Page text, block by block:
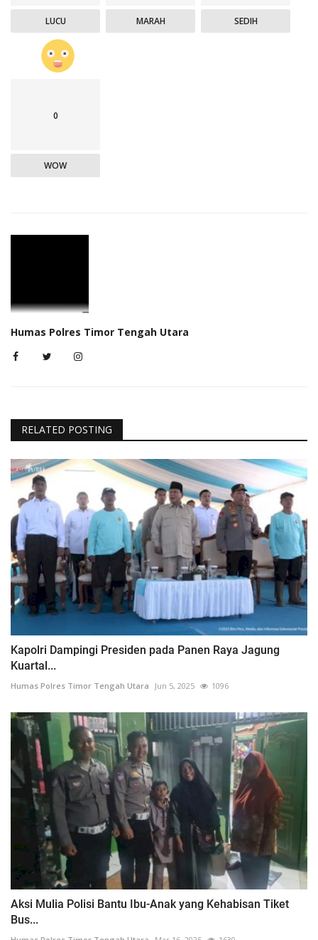
LUCU MARAH SEDIH
0
WOW
Humas Polres Timor Tengah Utara
RELATED POSTING
Kapolri Dampingi Presiden pada Panen Raya Jagung
Kuartal...
Humas Polres Timor Tengah Utara Jun 5, 2025 1096
Aksi Mulia Polisi Bantu Ibu-Anak yang Kehabisan Tiket
Bus...